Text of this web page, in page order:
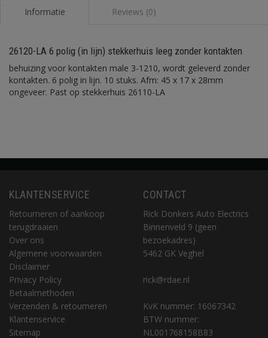
Informatie Reviews (0)
26120-LA 6 polig (in lijn) stekkerhuis leeg zonder kontakten
behuizing voor kontakten male 3-1210, wordt geleverd zonder
kontakten. 6 polig in lijn. 10 stuks. Afm: 45 x 17 x 28mm
ongeveer. Past op stekkerhuis 26110-LA
KLANTENSERVICE
Retourneren of aankoop
terugdraaien
Over ons
Algemene voorwaarden
Disclaimer
Privacy Policy
Betaalmethoden
Verzenden & retourneren
Klantenservice
Sitemap
CONTACT
Rick Donkers Auto Electrics
Binnenveld 9 (geen
bezoekadres)
5462 GK Veghel
rick@rdae.nl
KvK nummer: 16067342
BTW nummer:
NL001768158B83